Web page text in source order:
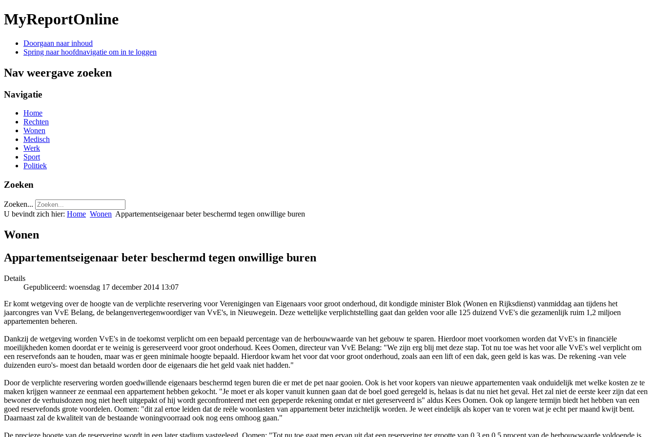
MyReportOnline
Doorgaan naar inhoud
Spring naar hoofdnavigatie om in te loggen
Nav weergave zoeken
Navigatie
Home
Rechten
Wonen
Medisch
Werk
Sport
Politiek
Zoeken
Zoeken...
U bevindt zich hier: Home Wonen Appartementseigenaar beter beschermd tegen onwillige buren
Wonen
Appartementseigenaar beter beschermd tegen onwillige buren
Details
Gepubliceerd: woensdag 17 december 2014 13:07
Er komt wetgeving over de hoogte van de verplichte reservering voor Verenigingen van Eigenaars voor groot onderhoud, dit kondigde minister Blok (Wonen en Rijksdienst) vanmiddag aan tijdens het
jaarcongres van VvE Belang, de belangenvertegenwoordiger van VvE's, in Nieuwegein. Deze wettelijke verplichtstelling gaat dan gelden voor alle 125 duizend VvE's die gezamenlijk ruim 1,2 miljoen
appartementen beheren.
Dankzij de wetgeving worden VvE's in de toekomst verplicht om een bepaald percentage van de herbouwwaarde van het gebouw te sparen. Hierdoor moet voorkomen worden dat VvE's in financiële
moeilijkheden komen doordat er te weinig is gereserveerd voor groot onderhoud. Kees Oomen, directeur van VvE Belang: "We zijn erg blij met deze stap. Tot nu toe was het voor alle VvE's wel verplicht om
een reservefonds aan te houden, maar was er geen minimale hoogte bepaald. Hierdoor kwam het voor dat voor groot onderhoud, zoals aan een lift of een dak, geen geld is kas was. De rekening -van vele
duizenden euro's- moest dan betaald worden door de eigenaars die het geld vaak niet hadden."
Door de verplichte reservering worden goedwillende eigenaars beschermd tegen buren die er met de pet naar gooien. Ook is het voor kopers van nieuwe appartementen vaak onduidelijk met welke kosten ze te
maken krijgen wanneer ze eenmaal een appartement hebben gekocht. "Je moet er als koper vanuit kunnen gaan dat de boel goed geregeld is, helaas is dat nu niet het geval. Het zal niet de eerste keer zijn dat een
bewoner de verhuisdozen nog niet heeft uitgepakt of hij wordt geconfronteerd met een gepeperde rekening omdat er niet gereserveerd is" aldus Kees Oomen. Ook op langere termijn biedt het hebben van een
goed reservefonds grote voordelen. Oomen: "dit zal ertoe leiden dat de reële woonlasten van appartement beter inzichtelijk worden. Je weet eindelijk als koper van te voren wat je echt per maand kwijt bent.
Daarnaast zal de kwaliteit van de bestaande woningvoorraad ook nog eens omhoog gaan."
De precieze hoogte van de reservering wordt in een later stadium vastgelegd. Oomen: "Tot nu toe gaat men ervan uit dat een reservering ter grootte van 0,3 en 0,5 procent van de herbouwwaarde voldoende is.